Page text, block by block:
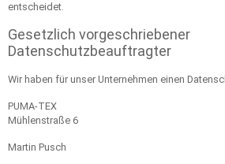
entscheidet.
Gesetzlich vorgeschriebener
Datenschutzbeauftragter
Wir haben für unser Unternehmen einen
PUMA-TEX
Mühlenstraße 6
Martin Pusch